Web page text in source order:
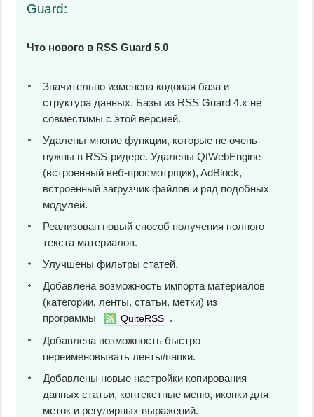
Guard:
Что нового в RSS Guard 5.0
Значительно изменена кодовая база и
структура данных. Базы из RSS Guard 4.x не
совместимы с этой версией.
Удалены многие функции, которые не очень
нужны в RSS-ридере. Удалены QtWebEngine
(встроенный веб‑просмотрщик), AdBlock,
встроенный загрузчик файлов и ряд подобных
модулей.
Реализован новый способ получения полного
текста материалов.
Улучшены фильтры статей.
Добавлена возможность импорта материалов
(категории, ленты, статьи, метки) из
программы
QuiteRSS .
Добавлена возможность быстро
переименовывать ленты/папки.
Добавлены новые настройки копирования
данных статьи, контекстные меню, иконки для
меток и регулярных выражений.